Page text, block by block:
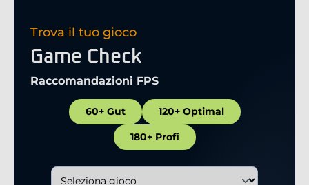
Trova il tuo gioco
Game Check
Raccomandazioni FPS
60+ Gut 120+ Optimal
180+ Profi